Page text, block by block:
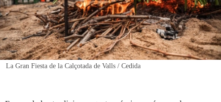
La Gran Fiesta de la Calçotada de Valls / Cedida